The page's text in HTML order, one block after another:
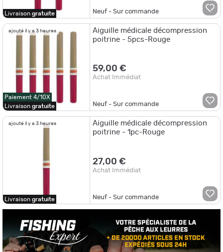
Enfin, ne manquez pas de télécharger notre application pour appareil
moment. Elle est disponible en versions Android et iOS.
Livraison gratuite Neuf - Sur commande
ajouté il y a 3 heures
Paiement 4/10X
Livraison gratuite
Aiguille médicale décompression
poitrine - 5pcs-Rouge
59,00 €
Achat Immédiat
Neuf - Sur commande
ajouté il y a 3 heures
Livraison gratuite
Aiguille médicale décompression
poitrine - 1pc-Rouge
27,00 €
Achat Immédiat
Neuf - Sur commande